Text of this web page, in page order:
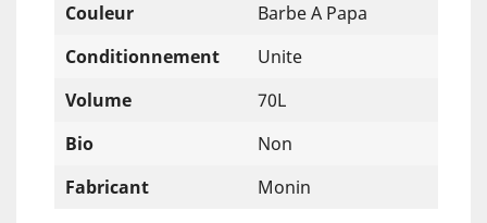
Couleur
Barbe A Papa
Conditionnement
Unite
Volume
70L
Bio
Non
Fabricant
Monin